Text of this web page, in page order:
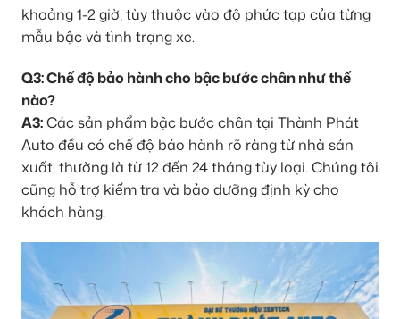
khoảng 1-2 giờ, tùy thuộc vào độ phức tạp của từng
mẫu bậc và tình trạng xe.
Q3: Chế độ bảo hành cho bậc bước chân như thế
nào?
A3:Các sản phẩm bậc bước chân tại Thành Phát
Auto đều có chế độ bảo hành rõ ràng từ nhà sản
xuất, thường là từ 12 đến 24 tháng tùy loại. Chúng tôi
cũng hỗ trợ kiểm tra và bảo dưỡng định kỳ cho
khách hàng.